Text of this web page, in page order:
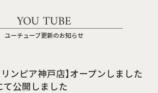
YOU TUBE
ユーチューブ更新のお知らせ
リンピア神戸店】オープンしました
公開しました